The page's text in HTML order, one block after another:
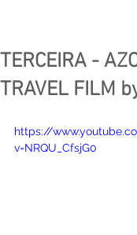
TERCEIRA -
TRAVEL FILM
https://
v=NRQU_CfsjG0